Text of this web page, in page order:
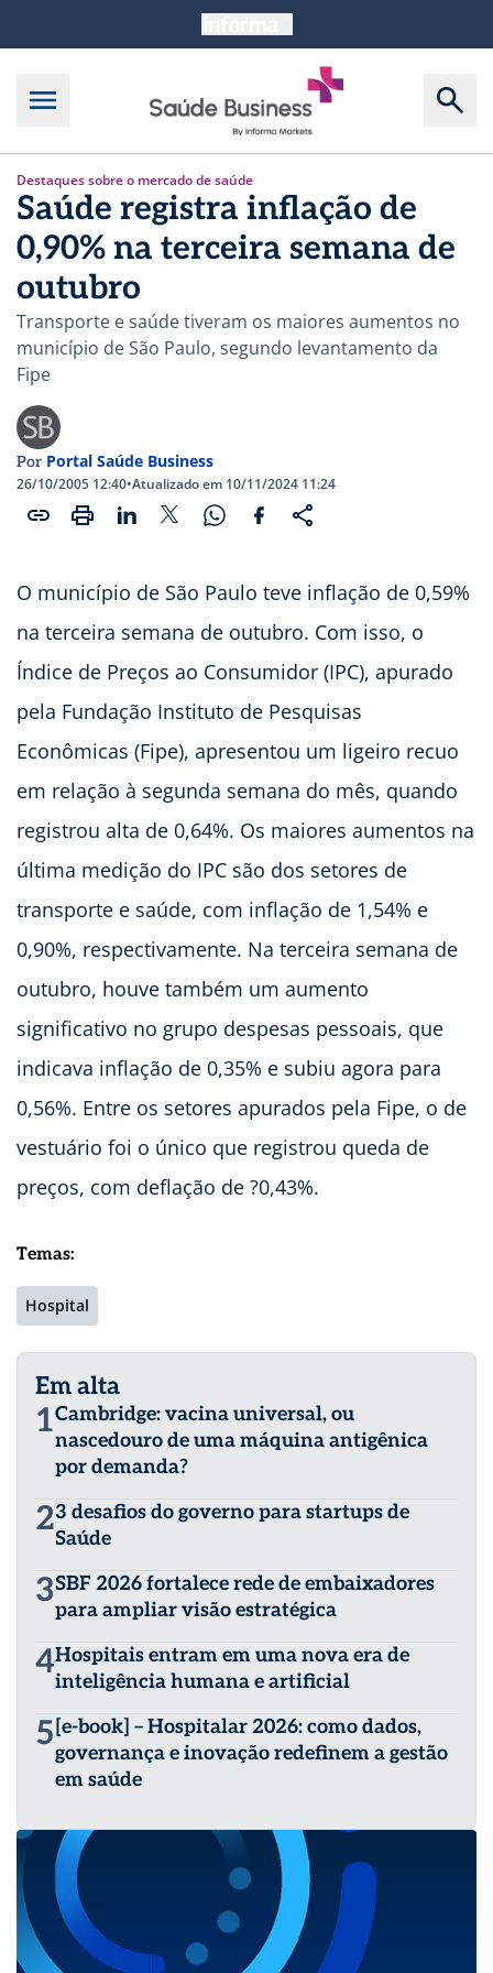
Destaques sobre o mercado de saúde
Saúde registra inflação de
0,90% na terceira semana de
outubro
Transporte e saúde tiveram os maiores aumentos no
município de São Paulo, segundo levantamento da
Fipe
Por Portal Saúde Business
26/10/2005 12:40•Atualizado em 10/11/2024 11:24
O município de São Paulo teve inflação de 0,59%
na terceira semana de outubro. Com isso, o
Índice de Preços ao Consumidor (IPC), apurado
pela Fundação Instituto de Pesquisas
Econômicas (Fipe), apresentou um ligeiro recuo
em relação à segunda semana do mês, quando
registrou alta de 0,64%. Os maiores aumentos na
última medição do IPC são dos setores de
transporte e saúde, com inflação de 1,54% e
0,90%, respectivamente. Na terceira semana de
outubro, houve também um aumento
significativo no grupo despesas pessoais, que
indicava inflação de 0,35% e subiu agora para
0,56%. Entre os setores apurados pela Fipe, o de
vestuário foi o único que registrou queda de
preços, com deflação de ?0,43%.
Temas:
Hospital
Em alta
1Cambridge: vacina universal, ou
nascedouro de uma máquina antigênica
por demanda?
23 desafios do governo para startups de
Saúde
3SBF 2026 fortalece rede de embaixadores
para ampliar visão estratégica
4Hospitais entram em uma nova era de
inteligência humana e artificial
5 [e-book] – Hospitalar 2026: como dados,
governança e inovação redefinem a gestão
em saúde